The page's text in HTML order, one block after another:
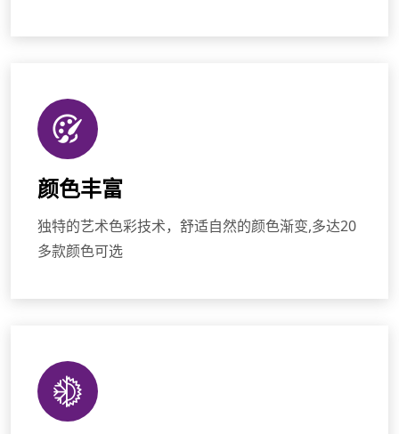
颜色丰富
独特的艺术色彩技术，舒适自然的颜色渐变,多达20
多款颜色可选